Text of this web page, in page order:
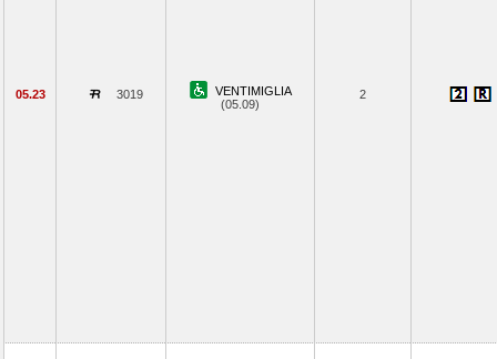
05.23 3019
VENTIMIGLIA
(05.09)
2